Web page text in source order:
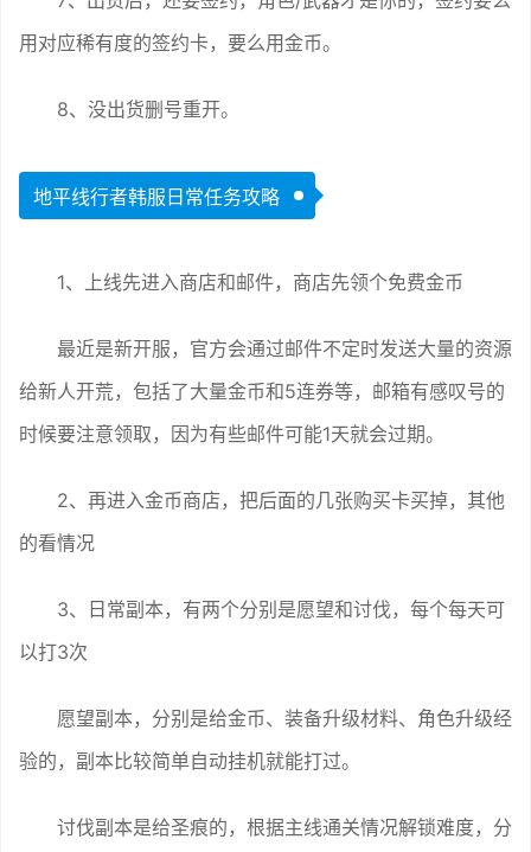
用对应稀有度的签约卡，要么用金币。
8、没出货删号重开。
地平线行者韩服日常任务攻略
1、上线先进入商店和邮件，商店先领个免费金币
最近是新开服，官方会通过邮件不定时发送大量的资源
给新人开荒，包括了大量金币和5连券等，邮箱有感叹号的
时候要注意领取，因为有些邮件可能1天就会过期。
2、再进入金币商店，把后面的几张购买卡买掉，其他
的看情况
3、日常副本，有两个分别是愿望和讨伐，每个每天可
以打3次
愿望副本，分别是给金币、装备升级材料、角色升级经
验的，副本比较简单自动挂机就能打过。
讨伐副本是给圣痕的，根据主线通关情况解锁难度，分